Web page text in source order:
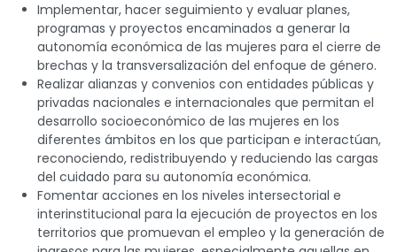
Implementar, hacer seguimiento y evaluar planes,
programas y proyectos encaminados a generar la
autonomía económica de las mujeres para el cierre de
brechas y la transversalización del enfoque de género.
Realizar alianzas y convenios con entidades públicas y
privadas nacionales e internacionales que permitan el
desarrollo socioeconómico de las mujeres en los
diferentes ámbitos en los que participan e interactúan,
reconociendo, redistribuyendo y reduciendo las cargas
del cuidado para su autonomía económica.
Fomentar acciones en los niveles intersectorial e
interinstitucional para la ejecución de proyectos en los
territorios que promuevan el empleo y la generación de